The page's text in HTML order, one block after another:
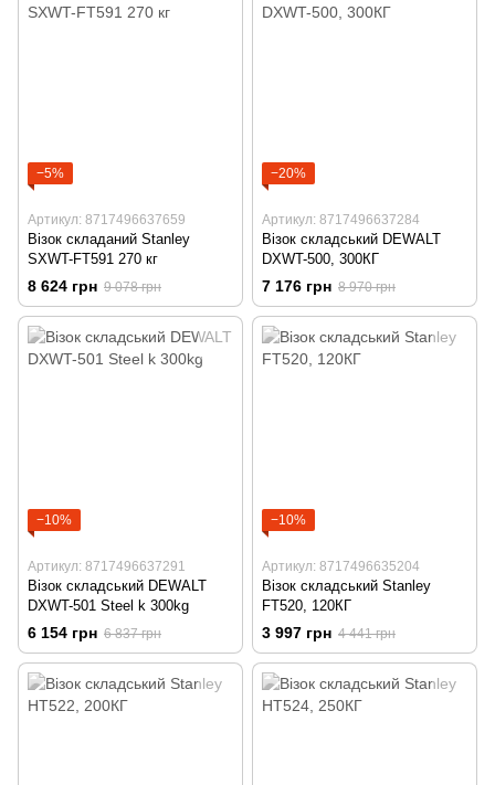
−5%
Артикул: 8717496637659
Візок складаний Stanley
SXWT-FT591 270 кг
8 624 грн 9 078 грн
−20%
Артикул: 8717496637284
Візок складський DEWALT
DXWT-500, 300КГ
7 176 грн 8 970 грн
−10%
Артикул: 8717496637291
Візок складський DEWALT
DXWT-501 Steel k 300kg
6 154 грн 6 837 грн
−10%
Артикул: 8717496635204
Візок складський Stanley
FT520, 120КГ
3 997 грн 4 441 грн